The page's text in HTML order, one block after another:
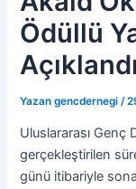
Ödüllü
Yazan gencdernegi/
Uluslararası Genç
gerçekleştirilen
günü itibariyle